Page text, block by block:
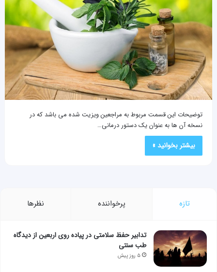
توضیحات این قسمت مربوط به مراجعین ویزیت شده می باشد که در
نسخه آن ها به عنوان یک دستور درمانی…
بیشتر بخوانید »
تازه پرخواننده نظرها
تدابیر حفظ سلامتی در پیاده روی اربعین از دیدگاه
طب سنتی
۵ روز پیش